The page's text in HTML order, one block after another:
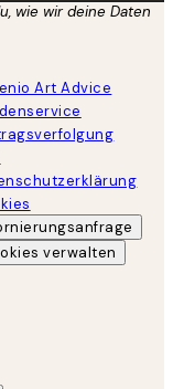
wie wir deine Daten
Art Advice
verwalten